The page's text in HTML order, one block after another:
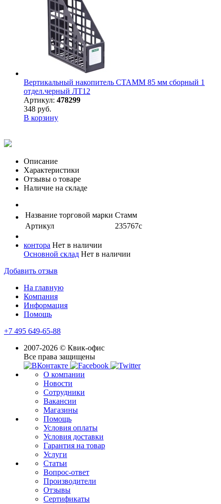
Вертикальный накопитель СТАММ 85 мм сборный 1
отдел.черный ЛТ12
Артикул: 478299
348 руб.
В корзину
Описание
Характеристики
Отзывы о товаре
Наличие на складе
Название торговой марки Стамм
Артикул
235767с
контора Нет в наличии
Основной склад Нет в наличии
Добавить отзыв
На главную
Компания
Информация
Помощь
+7 495 649-65-88
2007-2026 © Квик-офис
Все права защищены
О компании
Новости
Сотрудники
Вакансии
Магазины
Помощь
Условия оплаты
Условия доставки
Гарантия на товар
Услуги
Статьи
Вопрос-ответ
Производители
Отзывы
Сертификаты